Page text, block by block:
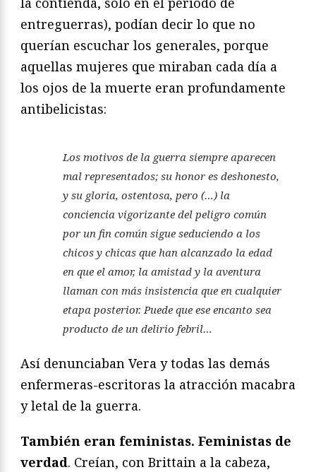
entreguerras), podían decir lo que no
querían escuchar los generales, porque
aquellas mujeres que miraban cada día a
los ojos de la muerte eran profundamente
antibelicistas:
Los motivos de la guerra siempre aparecen
mal representados; su honor es deshonesto,
y su gloria, ostentosa, pero (…) la
conciencia vigorizante del peligro común
por un fin común sigue seduciendo a los
chicos y chicas que han alcanzado la edad
en que el amor, la amistad y la aventura
llaman con más insistencia que en cualquier
etapa posterior. Puede que ese encanto sea
producto de un delirio febril…
Así denunciaban Vera y todas las demás
enfermeras-escritoras la atracción macabra
y letal de la guerra.
También eran feministas. Feministas de
verdad. Creían, con Brittain a la cabeza,